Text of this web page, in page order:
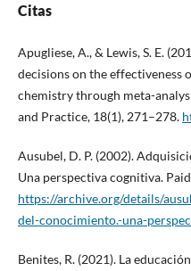
Citas
Apugliese, A., & Lewis, S. E.
decisions on the effectiveness
chemistry through meta-
and Practice, 18(1), 271–278.
Ausubel, D. P. (2002).
Una perspectiva cognitiva.
https://archive.org/details/
del-conocimiento.-una-
Benites, R. (2021). La